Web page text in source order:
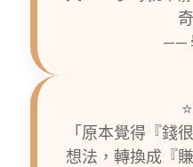
——
「原本覺得『錢
想法，轉換成『